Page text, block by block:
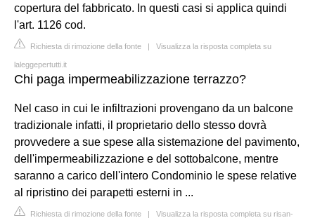
copertura del fabbricato. In questi casi si applica quindi
l'art. 1126 cod.
Richiesta di rimozione della fonte | Visualizza la risposta completa su
laleggepertutti.it
Chi paga impermeabilizzazione terrazzo?
Nel caso in cui le infiltrazioni provengano da un balcone
tradizionale infatti, il proprietario dello stesso dovrà
provvedere a sue spese alla sistemazione del pavimento,
dell'impermeabilizzazione e del sottobalcone, mentre
saranno a carico dell'intero Condominio le spese relative
al ripristino dei parapetti esterni in ...
Richiesta di rimozione della fonte | Visualizza la risposta completa su risan-